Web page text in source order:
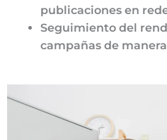
publicaciones en
Seguimiento del
campañas de